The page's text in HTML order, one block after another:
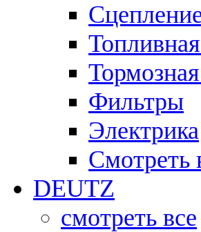
Фильтры
Электрика
Смотреть
DEUTZ
смотреть все